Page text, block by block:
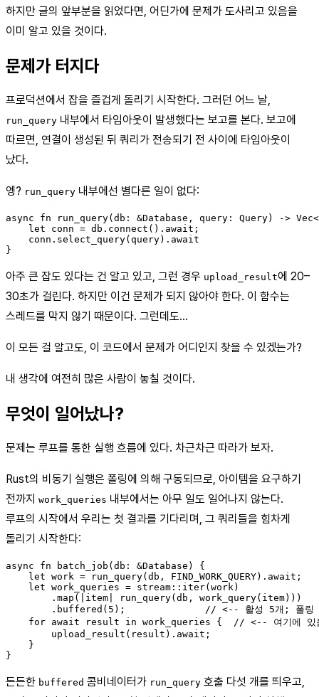
하지만 글의 앞부분을 읽었다면, 어딘가에 문제가 도사리고 있음을
이미 알고 있을 것이다.
문제가 터지다
프로덕션에서 잡을 즐겁게 돌리기 시작한다. 그러던 어느 날,
run_query 내부에서 타임아웃이 발생했다는 보고를 본다. 보고에
따르면, 연결이 생성된 뒤 쿼리가 전송되기 전 사이에 타임아웃이
났다.
엥? run_query 내부에선 별다른 일이 없다:
async fn run_query(db: &Database, query: Query) ->
    let conn = db.connect().await;
    conn.select_query(query).await
아주 큰 잡도 있다는 건 알고 있고, 그런 경우 upload_result에 20–
30초가 걸린다. 하지만 이건 문제가 되지 않아야 한다. 이 함수는
스레드를 막지 않기 때문이다. 그런데도…
이 모든 걸 알고도, 이 코드에서 문제가 어디인지 찾을 수 있겠는가?
내 생각에 여전히 많은 사람이 놓칠 것이다.
무엇이 일어났나?
문제는 루프를 통한 실행 흐름에 있다. 차근차근 따라가 보자.
Rust의 비동기 실행은 폴링에 의해 구동되므로, 아이템을 요구하기
전까지 work_queries 내부에서는 아무 일도 일어나지 않는다.
루프의 시작에서 우리는 첫 결과를 기다리며, 그 쿼리들을 힘차게
돌리기 시작한다:
async fn batch_job(db: &Database) {
    let work = run_query(db, FIND_WORK_QUERY).await;
    let work_queries = stream::iter(work)
        .map(|item| run_query(db, work_query(item)))
.buffered(5);              // <-- 활성 5개; 폴링
for await result in work_queries {  // <-- 여기에 있
        upload_result(result).await;
    }
든든한 buffered 콤비네이터가 run_query 호출 다섯 개를 띄우고,